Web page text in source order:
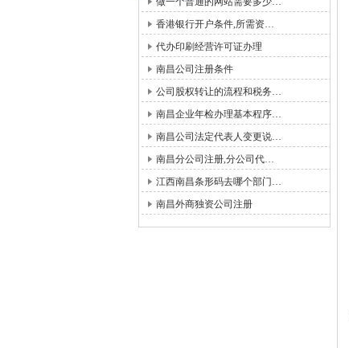
香港银行开户条件,所需资…
代办印刷经营许可证办理
南昌公司注册条件
公司股权转让的流程和税务…
南昌企业年检办理基本程序…
南昌公司法定代表人变更说…
南昌分公司注册,分公司代…
江西南昌条形码去哪个部门…
南昌外商独资公司注册